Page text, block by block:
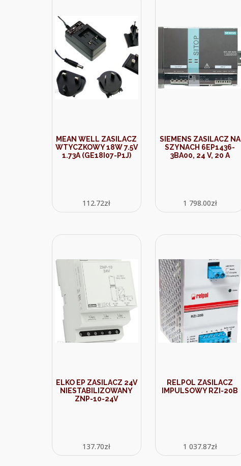
MEAN WELL ZASILACZ
WTYCZKOWY 18W 7.5V
1.73A (GE18I07-P1J)
112.72zł
SIEMENS ZASILACZ NA
SZYNACH 6EP1436-
3BA00, 24 V, 20 A
1 798.00zł
ELKO EP ZASILACZ 24V
NIESTABILIZOWANY
ZNP-10-24V
137.70zł
RELPOL ZASILACZ
IMPULSOWY RZI-20B
1 037.87zł